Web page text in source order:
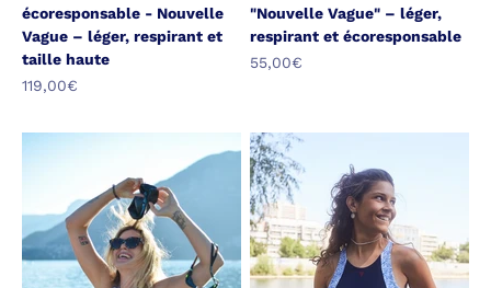
écoresponsable - Nouvelle
Vague – léger, respirant et
taille haute
Prix de vente
119,00€
"Nouvelle Vague" – léger,
respirant et écoresponsable
Prix de vente
55,00€